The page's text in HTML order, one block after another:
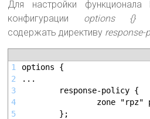
Для настройки функционала
конфигурации options {}
содержать директиву response-
1
2
3
4
5
options {
...
response-policy {
zone "rpz"
};